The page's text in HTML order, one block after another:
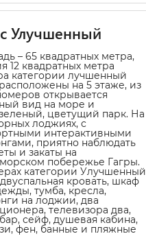
Улучшенный
– 65 квадратных метра,
12 квадратных метра
категории лучшенный
на 5 этаже, из
открывается
вид на море и
цветущий парк. На
лоджиях, с
интерактивными
приятно наблюдать
и закаты на
побережье Гагры.
категории Улучшенный
кровать, шкаф
тумба, кресла,
на лоджии, два
телевизора два,
сейф, душевая кабина,
фен, банные и пляжные